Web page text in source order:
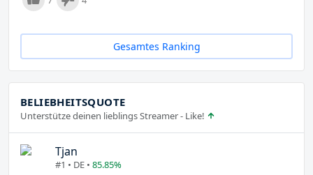
Gesamtes Ranking
BELIEBHEITSQUOTE
Unterstütze deinen lieblings Streamer - Like!
Tjan
#1 • DE • 85.85%